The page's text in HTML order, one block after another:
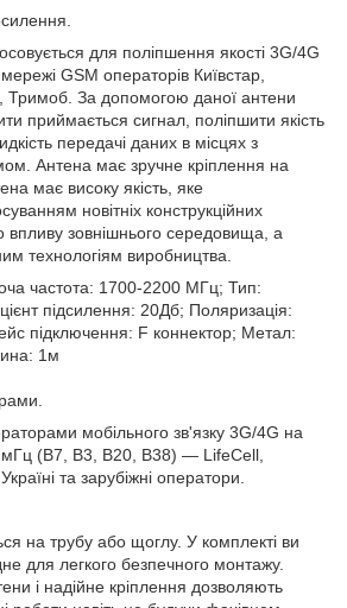
для поліпшення якості 3G/4G
GSM операторів Київстар,
Тримоб. За допомогою даної антени
приймається сигнал, поліпшити якість
передачі даних в місцях з
Антена має зручне кріплення на
має високу якість, яке
новітніх конструкційних
впливу зовнішнього середовища, а
технологіям виробництва.
частота: 1700-2200 МГц; Тип:
підсилення: 20Дб; Поляризація:
підключення: F коннектор; Метал:
1м
мобільного зв'язку 3G/4G на
(B7, B3, B20, B38) — LifeCell,
та зарубіжні оператори.
на трубу або щоглу. У комплекті ви
для легкого безпечного монтажу.
і надійне кріплення дозволяють